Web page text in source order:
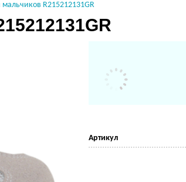
R215212131GR
Артикул